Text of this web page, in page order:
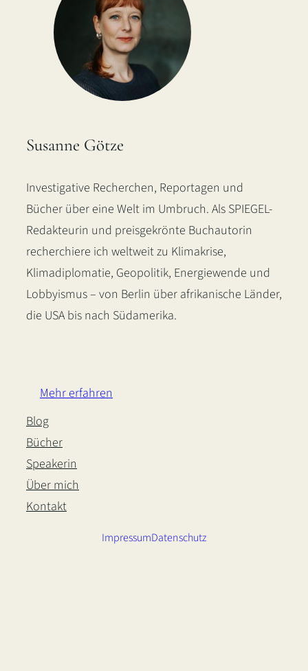
Susanne Götze
Investigative Recherchen, Reportagen und
Bücher über eine Welt im Umbruch. Als SPIEGEL-
Redakteurin und preisgekrönte Buchautorin
recherchiere ich weltweit zu Klimakrise,
Klimadiplomatie, Geopolitik, Energiewende und
Lobbyismus – von Berlin über afrikanische Länder,
die USA bis nach Südamerika.
Mehr erfahren
Blog
Bücher
Speakerin
Über mich
Kontakt
ImpressumDatenschutz